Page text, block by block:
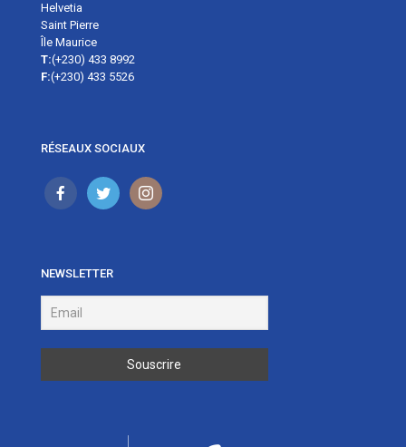
Helvetia
Saint Pierre
Île Maurice
T:(+230) 433 8992
F:(+230) 433 5526
RÉSEAUX SOCIAUX
NEWSLETTER